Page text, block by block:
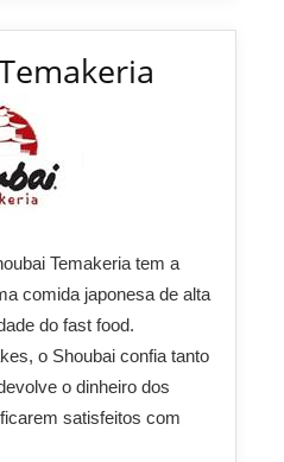
Temakeria tem a
comida japonesa de alta
do fast food.
o Shoubai confia tanto
o dinheiro dos
satisfeitos com